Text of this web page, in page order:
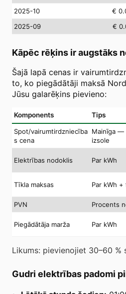
2025-10
€
2025-09
€
Kāpēc rēķins ir augstāks
Šajā lapā cenas ir
to, ko piegādātāji maksā
Jūsu galarēķins pievieno:
Komponents Tips
Spot/vairumtirdzniecība
s cena
Mainīga —
izsole
Elektrības nodoklis Par kWh
Tīkla maksas Par kWh
PVN
Procents
Piegādātāja marža Par kWh
Likums: pievienojiet 30–60 %
Gudri elektrības padomi